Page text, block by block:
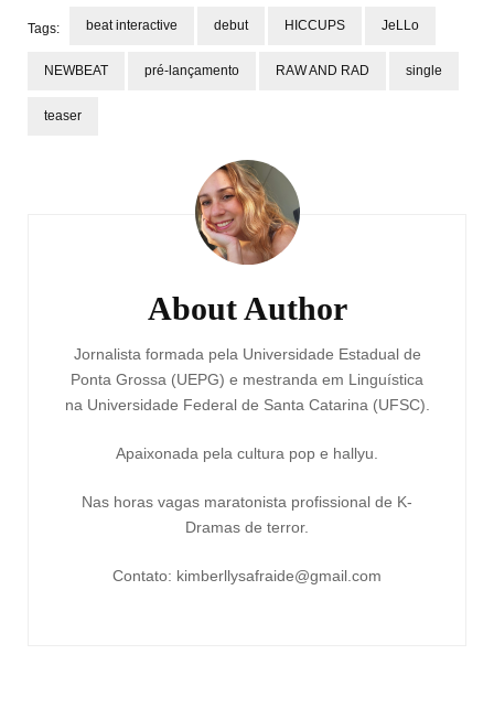
Tags: beat interactive debut HICCUPS JeLLo
NEWBEAT pré-lançamento RAW AND RAD single
teaser
About Author
Jornalista formada pela Universidade Estadual de
Ponta Grossa (UEPG) e mestranda em Linguística
na Universidade Federal de Santa Catarina (UFSC).
Apaixonada pela cultura pop e hallyu.
Nas horas vagas maratonista profissional de K-
Dramas de terror.
Contato: kimberllysafraide@gmail.com